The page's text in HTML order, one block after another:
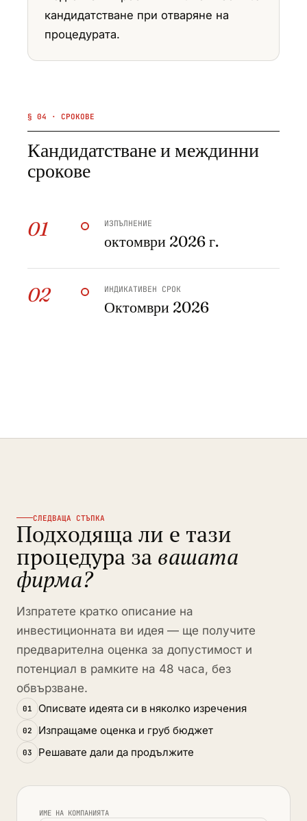
кандидатстване при отваряне на
процедурата.
§ 04 · СРОКОВЕ
Кандидатстване и междинни
срокове
01 ИЗПЪЛНЕНИЕ
октомври 2026 г.
02 ИНДИКАТИВЕН СРОК
Октомври 2026
СЛЕДВАЩА СТЪПКА
Подходяща ли е тази
процедура за вашата
фирма?
Изпратете кратко описание на
инвестиционната ви идея — ще получите
предварителна оценка за допустимост и
потенциал в рамките на 48 часа, без
обвързване.
01 Описвате идеята си в няколко изречения
02 Изпращаме оценка и груб бюджет
03 Решавате дали да продължите
ИМЕ НА КОМПАНИЯТА